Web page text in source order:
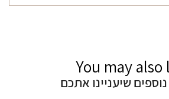
You may also
שיעניינו אתכם